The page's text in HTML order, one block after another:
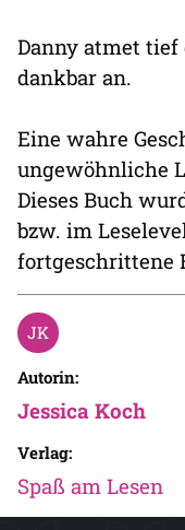
Danny atmet
dankbar an.
Eine wahre
ungewöhnliche
Dieses Buch
bzw. im
fortgeschrittene
Autorin:
Jessica Koch
Verlag:
Spaß am Lesen